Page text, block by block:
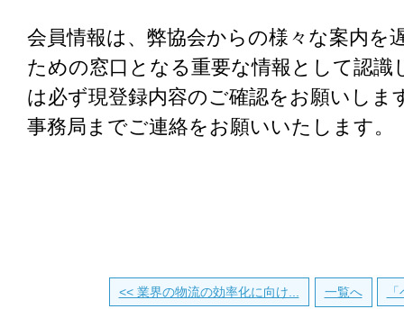
会員情報は、弊協会からの様々な案内を
ための窓口となる重要な情報として認
は必ず現登録内容のご確認をお願いしま
事務局までご連絡をお願いいたします。
<< 業界の物流の効率化に向け... 一覧へ